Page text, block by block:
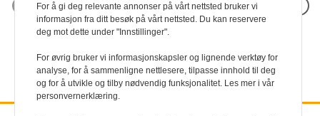
Neste artikkel
For å gi deg relevante annonser på vårt nettsted bruker vi
informasjon fra ditt besøk på vårt nettsted. Du kan reservere
deg mot dette under "Innstillinger".
For øvrig bruker vi informasjonskapsler og lignende verktøy for
analyse, for å sammenligne nettlesere, tilpasse innhold til deg
og for å utvikle og tilby nødvendig funksjonalitet. Les mer i vår
personvernerklæring.